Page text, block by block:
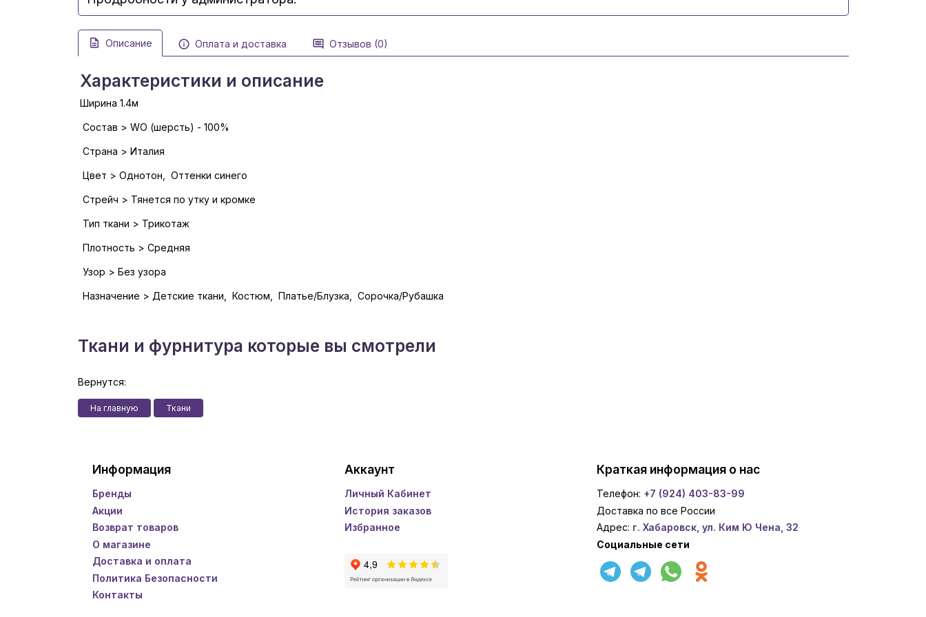
Описание Оплата и доставка Отзывов (0)
Характеристики и описание
Ширина 1.4м
Состав > WO (шерсть) - 100%
Страна > Италия
Цвет > Однотон, Оттенки синего
Стрейч > Тянется по утку и кромке
Тип ткани > Трикотаж
Плотность > Средняя
Узор > Без узора
Назначение > Детские ткани, Костюм, Платье/Блузка, Сорочка/Рубашка
Ткани и фурнитура которые вы смотрели
Вернутся:
На главную Ткани
Информация
Бренды
Акции
Возврат товаров
О магазине
Доставка и оплата
Политика Безопасности
Контакты
Аккаунт
Личный Кабинет
История заказов
Избранное
Краткая информация о нас
Телефон: +7 (924) 403-83-99
Доставка по все России
Адрес: г. Хабаровск, ул. Ким Ю Чена, 32
Социальные сети